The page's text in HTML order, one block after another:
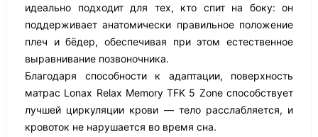
идеально подходит для тех, кто спит на боку: он
поддерживает анатомически правильное положение
плеч и бёдер, обеспечивая при этом естественное
выравнивание позвоночника.
Благодаря способности к адаптации, поверхность
матрас Lonax Relax Memory TFK 5 Zone способствует
лучшей циркуляции крови — тело расслабляется, и
кровоток не нарушается во время сна.